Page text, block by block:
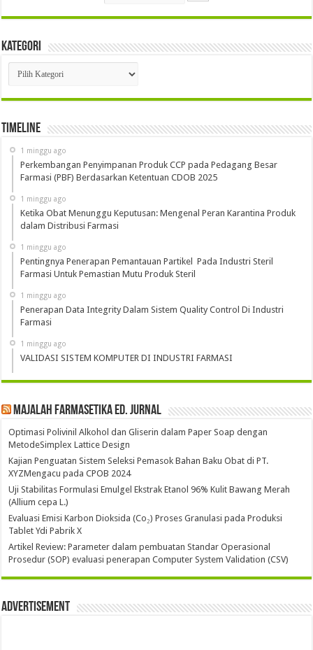
Kategori
Kategori
Timeline
1 minggu ago
Perkembangan Penyimpanan Produk CCP pada Pedagang Besar
Farmasi (PBF) Berdasarkan Ketentuan CDOB 2025
1 minggu ago
Ketika Obat Menunggu Keputusan: Mengenal Peran Karantina Produk
dalam Distribusi Farmasi
1 minggu ago
Pentingnya Penerapan Pemantauan Partikel Pada Industri Steril
Farmasi Untuk Pemastian Mutu Produk Steril
1 minggu ago
Penerapan Data Integrity Dalam Sistem Quality Control Di Industri
Farmasi
1 minggu ago
VALIDASI SISTEM KOMPUTER DI INDUSTRI FARMASI
Majalah Farmasetika Ed. Jurnal
Optimasi Polivinil Alkohol dan Gliserin dalam Paper Soap dengan
MetodeSimplex Lattice Design
Kajian Penguatan Sistem Seleksi Pemasok Bahan Baku Obat di PT.
XYZMengacu pada CPOB 2024
Uji Stabilitas Formulasi Emulgel Ekstrak Etanol 96% Kulit Bawang Merah
(Allium cepa L.)
Evaluasi Emisi Karbon Dioksida (Co₂) Proses Granulasi pada Produksi
Tablet Ydi Pabrik X
Artikel Review: Parameter dalam pembuatan Standar Operasional
Prosedur (SOP) evaluasi penerapan Computer System Validation (CSV)
Advertisement